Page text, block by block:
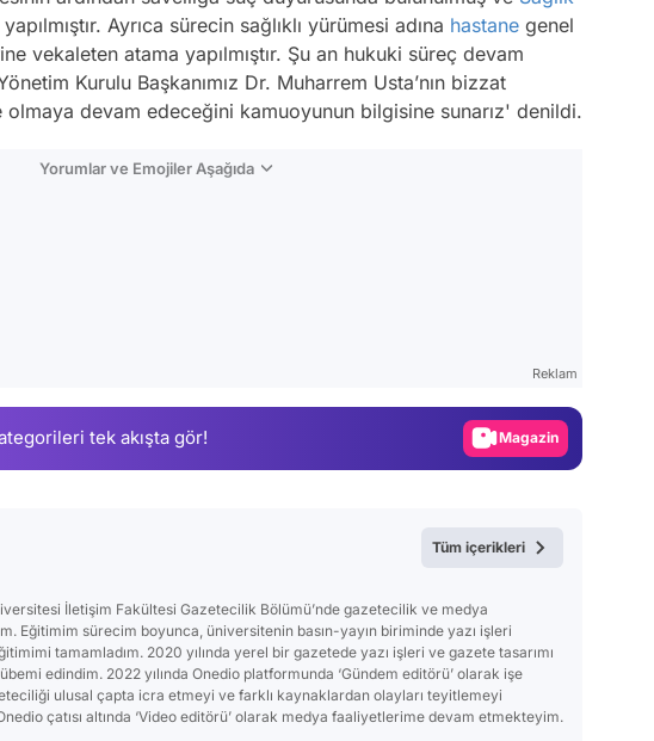
Ayrıca sürecin sağlıklı yürümesi adına hastane genel
vekaleten atama yapılmıştır. Şu an hukuki süreç devam
Kurulu Başkanımız Dr. Muharrem Usta’nın bizzat
devam edeceğini kamuoyunun bilgisine sunarız' denildi.
Yorumlar ve Emojiler Aşağıda
Reklam
tek akışta gör! Video
İletişim Fakültesi Gazetecilik Bölümü’nde gazetecilik ve medya
Eğitimim sürecim boyunca, üniversitenin basın-yayın biriminde yazı işleri
tamamladım. 2020 yılında yerel bir gazetede yazı işleri ve gazete tasarımı
edindim. 2022 yılında Onedio platformunda ‘Gündem editörü’ olarak işe
ulusal çapta icra etmeyi ve farklı kaynaklardan olayları teyitlemeyi
çatısı altında ‘Video editörü’ olarak medya faaliyetlerime devam etmekteyim.
Tüm içerikleri